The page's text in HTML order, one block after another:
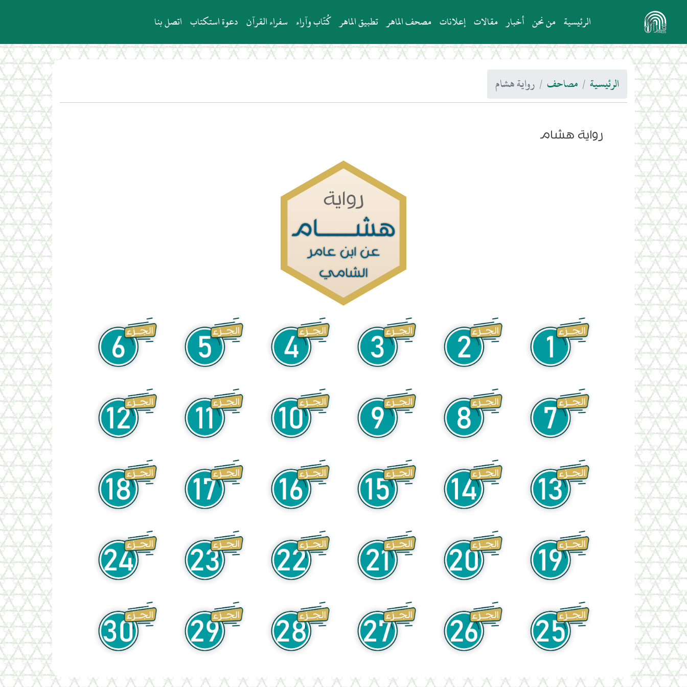
الرئيسية من نحن أخبار مقالات إعلانات مصحف الماهر تطبيق الماهر كُتّاب وآراء سفراء القرآن دعوة استكتاب اتصل بنا
رواية هشام مصاحف الرئيسية
رواية هشام